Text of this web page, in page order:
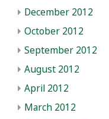
December 2012
October 2012
September 2012
August 2012
April 2012
March 2012